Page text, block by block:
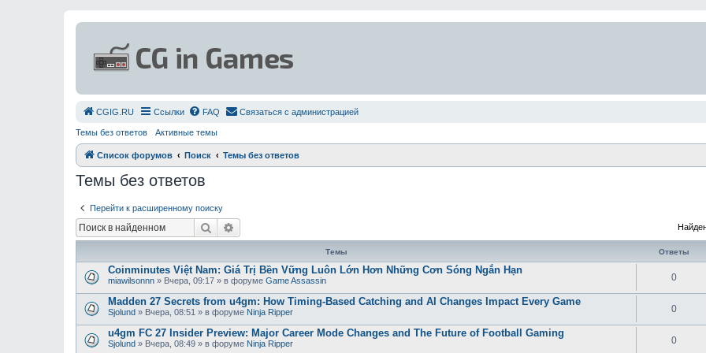
СGIG.RU Ссылки FAQ Связаться с администрацией
Темы без ответов Активные темы
Список форумов Поиск Темы без ответов
Темы без ответов
Перейти к расширенному поиску
Поиск
Темы Ответы
Coinminutes Việt Nam: Giá Trị Bền Vững Luôn Lớn Hơn Những Cơn Sóng Ngắn Hạn
miawilsonnn » Вчера, 09:17 » в форуме Game Assassin 0
Madden 27 Secrets from u4gm: How Timing-Based Catching and AI Changes Impact Every Game
Sjolund » Вчера, 08:51 » в форуме Ninja Ripper 0
u4gm FC 27 Insider Preview: Major Career Mode Changes and The Future of Football Gaming
Sjolund » Вчера, 08:49 » в форуме Ninja Ripper 0